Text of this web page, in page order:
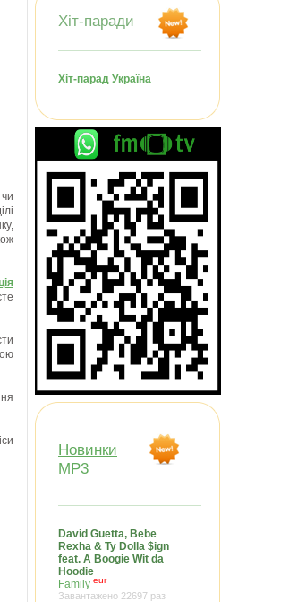
Хіт-паради
Хіт-парад Україна
Новинки
MP3
David Guetta, Bebe
Rexha & Ty Dolla $ign
feat. A Boogie Wit da
Hoodie
Family eur
Завантажено 22697 раз